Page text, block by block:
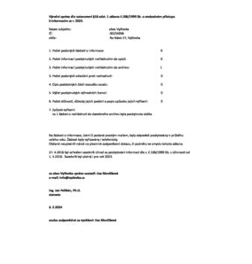
Aktuality
Turistika